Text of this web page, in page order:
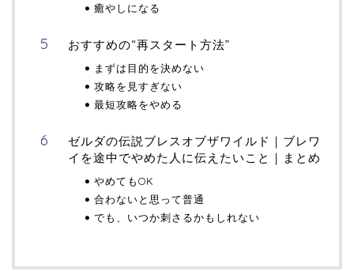
癒やしになる
おすすめの“再スタート方法”
まずは目的を決めない
攻略を見すぎない
最短攻略をやめる
ゼルダの伝説ブレスオブザワイルド｜ブレワ
イを途中でやめた人に伝えたいこと｜まとめ
やめてもOK
合わないと思って普通
でも、いつか刺さるかもしれない